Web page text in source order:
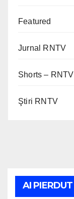
Featured
Jurnal RNTV
Shorts – RNTV
Ştiri RNTV
AI PIERDUT